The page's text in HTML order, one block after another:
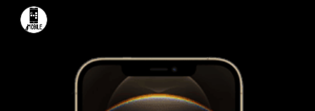
Skip to main content